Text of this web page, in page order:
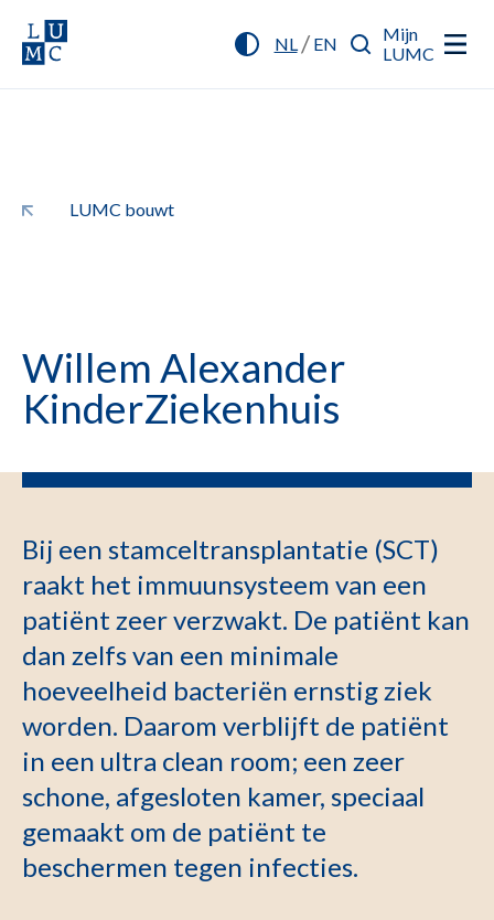
NL/ EN
Mijn
LUMC
LUMC bouwt
Willem Alexander
KinderZiekenhuis
Bij een stamceltransplantatie (SCT)
raakt het immuunsysteem van een
patiënt zeer verzwakt. De patiënt kan
dan zelfs van een minimale
hoeveelheid bacteriën ernstig ziek
worden. Daarom verblijft de patiënt
in een ultra clean room; een zeer
schone, afgesloten kamer, speciaal
gemaakt om de patiënt te
beschermen tegen infecties.